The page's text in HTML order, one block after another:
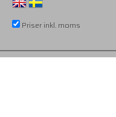
Priser inkl. moms